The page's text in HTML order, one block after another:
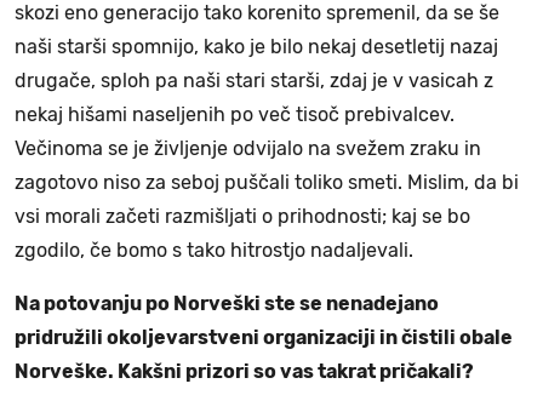
skozi eno generacijo tako korenito spremenil, da se še
naši starši spomnijo, kako je bilo nekaj desetletij nazaj
drugače, sploh pa naši stari starši, zdaj je v vasicah z
nekaj hišami naseljenih po več tisoč prebivalcev.
Večinoma se je življenje odvijalo na svežem zraku in
zagotovo niso za seboj puščali toliko smeti. Mislim, da bi
vsi morali začeti razmišljati o prihodnosti; kaj se bo
zgodilo, če bomo s tako hitrostjo nadaljevali.
Na potovanju po Norveški ste se nenadejano
pridružili okoljevarstveni organizaciji in čistili obale
Norveške. Kakšni prizori so vas takrat pričakali?